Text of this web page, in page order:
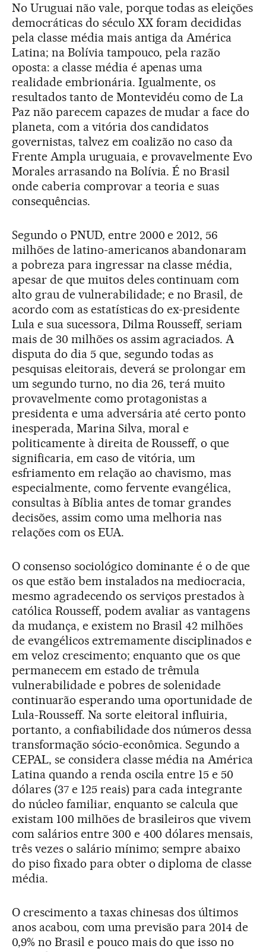
No Uruguai não vale, porque todas as eleições
democráticas do século XX foram decididas
pela classe média mais antiga da América
Latina; na Bolívia tampouco, pela razão
oposta: a classe média é apenas uma
realidade embrionária. Igualmente, os
resultados tanto de Montevidéu como de La
Paz não parecem capazes de mudar a face do
planeta, com a vitória dos candidatos
governistas, talvez em coalizão no caso da
Frente Ampla uruguaia, e provavelmente Evo
Morales arrasando na Bolívia. É no Brasil
onde caberia comprovar a teoria e suas
consequências.
Segundo o PNUD, entre 2000 e 2012, 56
milhões de latino-americanos abandonaram
a pobreza para ingressar na classe média,
apesar de que muitos deles continuam com
alto grau de vulnerabilidade; e no Brasil, de
acordo com as estatísticas do ex-presidente
Lula e sua sucessora, Dilma Rousseff, seriam
mais de 30 milhões os assim agraciados. A
disputa do dia 5 que, segundo todas as
pesquisas eleitorais, deverá se prolongar em
um segundo turno, no dia 26, terá muito
provavelmente como protagonistas a
presidenta e uma adversária até certo ponto
inesperada, Marina Silva, moral e
politicamente à direita de Rousseff, o que
significaria, em caso de vitória, um
esfriamento em relação ao chavismo, mas
especialmente, como fervente evangélica,
consultas à Bíblia antes de tomar grandes
decisões, assim como uma melhoria nas
relações com os EUA.
O consenso sociológico dominante é o de que
os que estão bem instalados na mediocracia,
mesmo agradecendo os serviços prestados à
católica Rousseff, podem avaliar as vantagens
da mudança, e existem no Brasil 42 milhões
de evangélicos extremamente disciplinados e
em veloz crescimento; enquanto que os que
permanecem em estado de trêmula
vulnerabilidade e pobres de solenidade
continuarão esperando uma oportunidade de
Lula-Rousseff. Na sorte eleitoral influiria,
portanto, a confiabilidade dos números dessa
transformação sócio-econômica. Segundo a
CEPAL, se considera classe média na América
Latina quando a renda oscila entre 15 e 50
dólares (37 e 125 reais) para cada integrante
do núcleo familiar, enquanto se calcula que
existam 100 milhões de brasileiros que vivem
com salários entre 300 e 400 dólares mensais,
três vezes o salário mínimo; sempre abaixo
do piso fixado para obter o diploma de classe
média.
O crescimento a taxas chinesas dos últimos
anos acabou, com uma previsão para 2014 de
0,9% no Brasil e pouco mais do que isso no